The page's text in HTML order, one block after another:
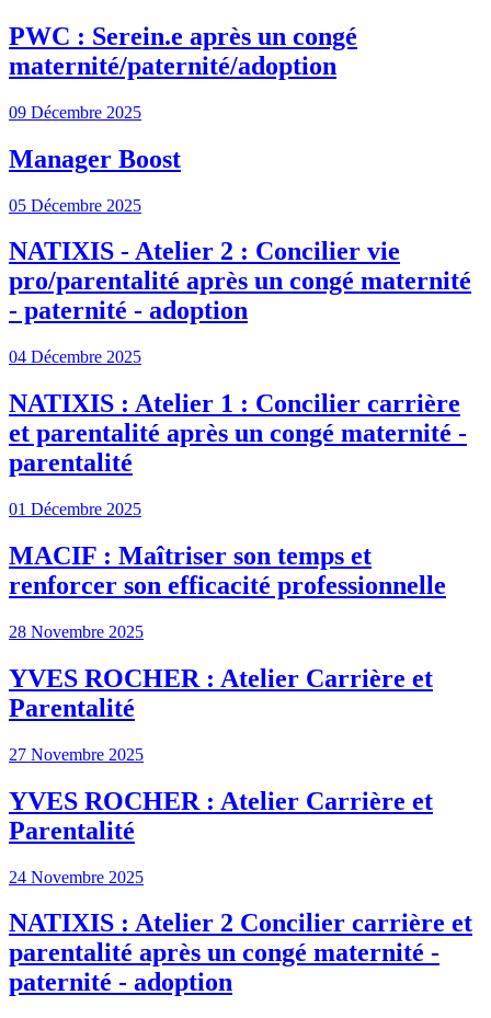
PWC : Serein.e après un congé
maternité/paternité/adoption
09 Décembre 2025
Manager Boost
05 Décembre 2025
NATIXIS - Atelier 2 : Concilier vie
pro/parentalité après un congé maternité
- paternité - adoption
04 Décembre 2025
NATIXIS : Atelier 1 : Concilier carrière
et parentalité après un congé maternité -
parentalité
01 Décembre 2025
MACIF : Maîtriser son temps et
renforcer son efficacité professionnelle
28 Novembre 2025
YVES ROCHER : Atelier Carrière et
Parentalité
27 Novembre 2025
YVES ROCHER : Atelier Carrière et
Parentalité
24 Novembre 2025
NATIXIS : Atelier 2 Concilier carrière et
parentalité après un congé maternité -
paternité - adoption